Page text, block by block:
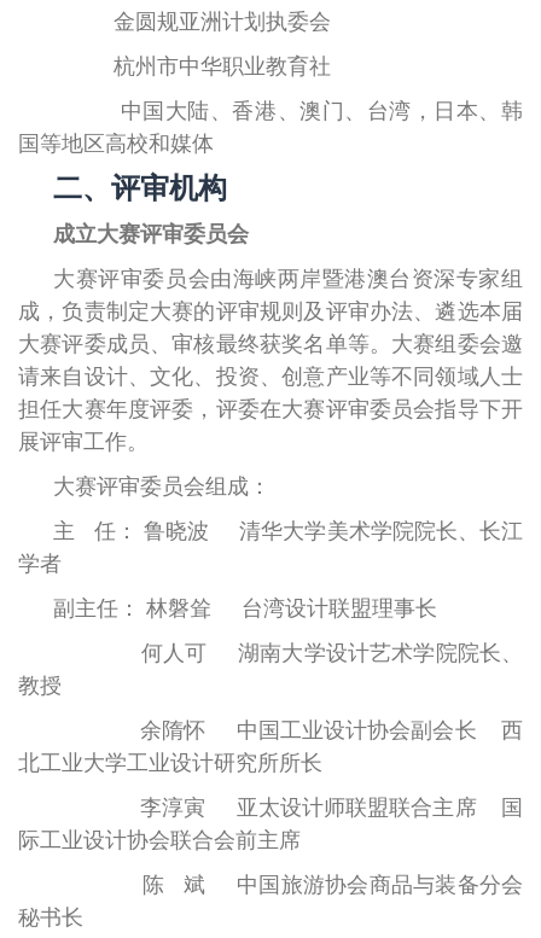
金圆规亚洲计划执委会
杭州市中华职业教育社
中国大陆、香港、澳门、台湾，日本、韩
国等地区高校和媒体
二、评审机构
成立大赛评审委员会
大赛评审委员会由海峡两岸暨港澳台资深专家组
成，负责制定大赛的评审规则及评审办法、遴选本届
大赛评委成员、审核最终获奖名单等。大赛组委会邀
请来自设计、文化、投资、创意产业等不同领域人士
担任大赛年度评委，评委在大赛评审委员会指导下开
展评审工作。
大赛评审委员会组成：
主
任： 鲁晓波
清华大学美术学院院长、长江
学者
副主任： 林磐耸
台湾设计联盟理事长
何人可
湖南大学设计艺术学院院长、
教授
余隋怀
中国工业设计协会副会长 西
北工业大学工业设计研究所所长
李淳寅
亚太设计师联盟联合主席 国
际工业设计协会联合会前主席
陈
斌
中国旅游协会商品与装备分会
秘书长